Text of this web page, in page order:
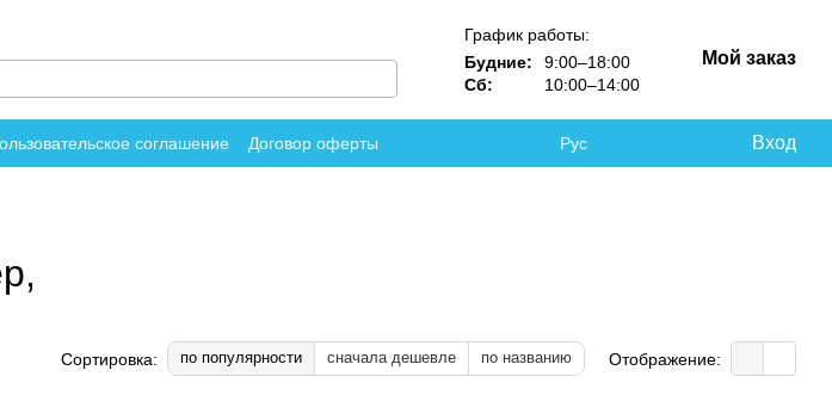
График работы:
Будние:
9:00–18:00
Сб:
10:00–14:00
Мой заказ
соглашение
Договор оферты
Рус Вход
Сортировка: по популярности сначала дешевле по названию Отображение: